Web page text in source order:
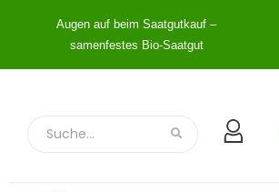
Augen auf beim Saatgutkauf –
samenfestes Bio-Saatgut